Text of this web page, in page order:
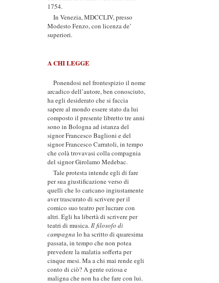
1754.
In Venezia, MDCCLIV, presso
Modesto Fenzo, con licenza de’
superiori.
A CHI LEGGE
Ponendosi nel frontespizio il nome
arcadico dell’autore, ben conosciuto,
ha egli desiderato che si faccia
sapere al mondo essere stato da lui
composto il presente libretto tre anni
sono in Bologna ad istanza del
signor Francesco Baglioni e del
signor Francesco Carratoli, in tempo
che colà trovavasi colla compagnia
del signor Girolamo Medebac.
Tale protesta intende egli di fare
per sua giustificazione verso di
quelli che lo caricano ingiustamente
aver trascurato di scrivere per il
comico suo teatro per lucrare con
altri. Egli ha libertà di scrivere per
teatri di musica.Il filosofo di
campagna lo ha scritto di quaresima
passata, in tempo che non potea
prevedere la malatia sofferta per
cinque mesi. Ma a chi mai rende egli
conto di ciò? A gente oziosa e
maligna che non ha che fare con lui.